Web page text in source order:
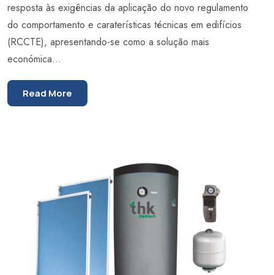
resposta às exigências da aplicação do novo regulamento
do comportamento e caraterísticas técnicas em edifícios
(RCCTE), apresentando-se como a solução mais
económica...
Read More